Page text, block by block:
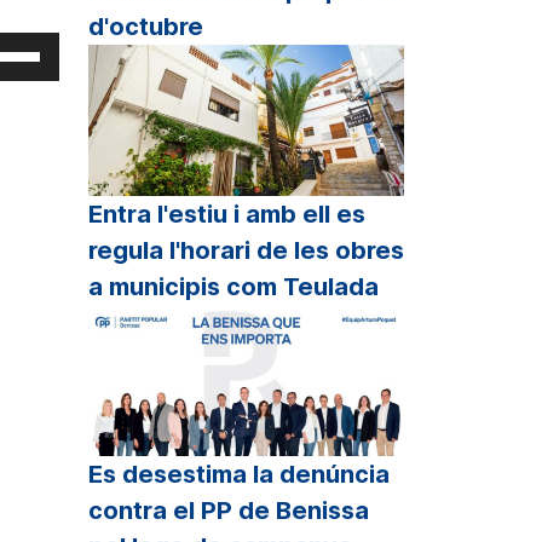
d'octubre
Entra l'estiu i amb ell es
regula l'horari de les obres
a municipis com Teulada
Es desestima la denúncia
contra el PP de Benissa